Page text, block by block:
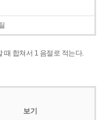
때 합쳐서 1 음절로 적는다.
보기